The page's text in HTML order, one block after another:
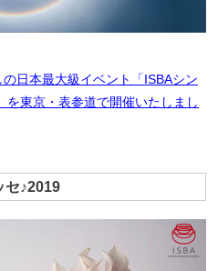
日本最大級イベント「ISBAシン
東京・表参道で開催いたしまし
セ♪2019